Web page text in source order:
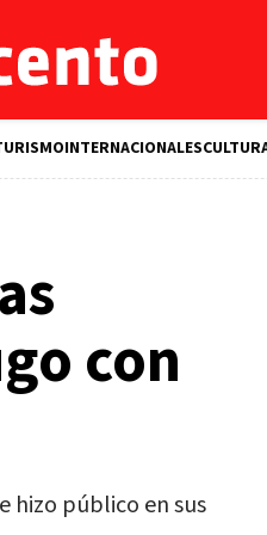
INTERNACIONALES
con
hizo público en sus